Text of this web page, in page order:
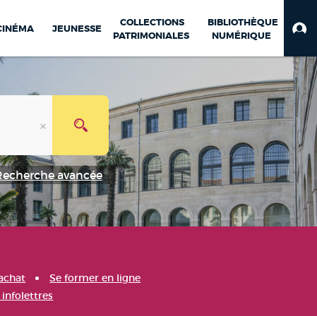
JEUNESSE
COLLECTIONS
PATRIMONIALES
BIBLIOTHÈQUE
NUMÉRIQUE
avancée
Se former en ligne
infolettres